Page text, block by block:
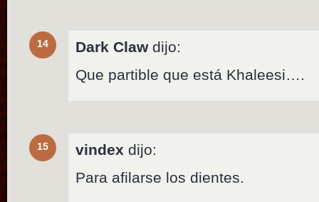
14 Dark Clawdijo:
Que partible que está Khaleesi….
15 vindex dijo:
Para afilarse los dientes.